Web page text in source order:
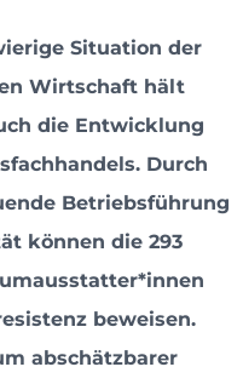
Situation der
Wirtschaft hält
die Entwicklung
Durch
Betriebsführung
können die 293
beweisen.
abschätzbarer